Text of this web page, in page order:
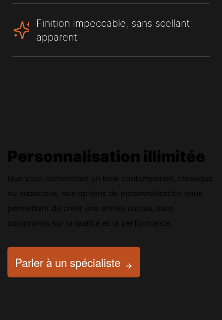
Finition impeccable, sans scellant
apparent
Personnalisation illimitée
Que vous recherchiez un look contemporain, classique
ou audacieux, nos options de personnalisation vous
permettent de créer une entrée unique, sans
compromis sur la qualité et la performance.
Parler à un spécialiste